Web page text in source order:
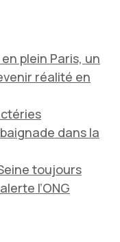
plein Paris, un
réalité en
dans la
toujours
l’ONG